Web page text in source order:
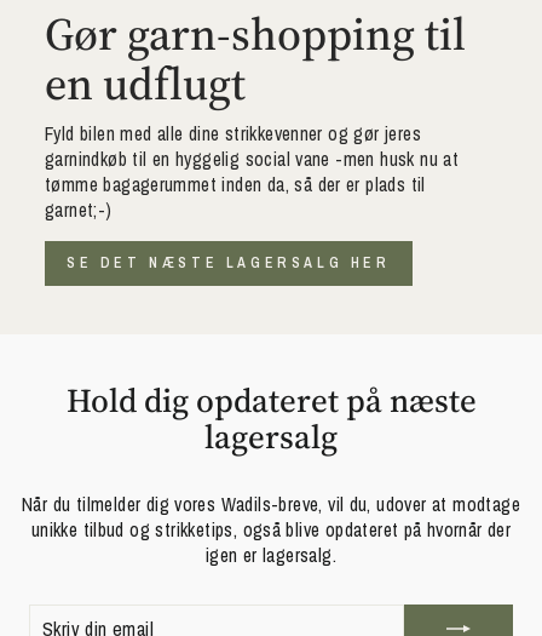
Gør garn-shopping til
en udflugt
Fyld bilen med alle dine strikkevenner og gør jeres
garnindkøb til en hyggelig social vane -men husk nu at
tømme bagagerummet inden da, så der er plads til
garnet;-)
SE DET NÆSTE LAGERSALG HER
Hold dig opdateret på næste
lagersalg
Når du tilmelder dig vores Wadils-breve, vil du, udover at modtage
unikke tilbud og strikketips, også blive opdateret på hvornår der
igen er lagersalg.
SKRIV
DIN
TILMELD